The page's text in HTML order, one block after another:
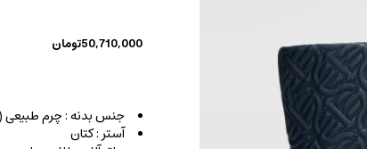
50,710,000تومان
جنس بدنه : چرم
آستر : کتان